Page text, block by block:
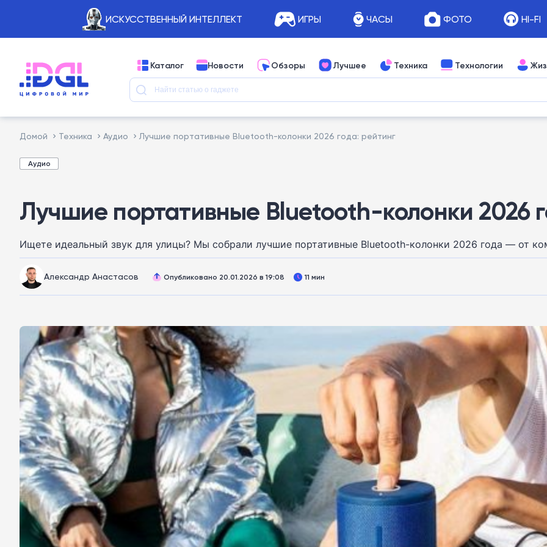
ИСКУССТВЕННЫЙ ИНТЕЛЛЕКТ ИГРЫ ЧАСЫ ФОТО HI-FI
Каталог Новости Обзоры Лучшее Техника Технологии
Домой Техника Аудио Лучшие портативные Bluetooth-колонки 2026 года: рейтинг
Аудио
Лучшие портативные Bluetooth-колонки 2026
Ищете идеальный звук для улицы? Мы собрали лучшие портативные Bluetooth-колонки 2026 года — от
Александр Анастасов Опубликовано 20.01.2026 в 19:08 11 мин